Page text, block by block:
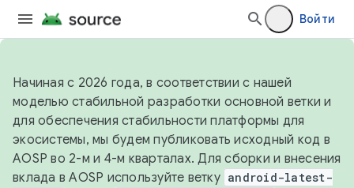
Войти
Начиная с 2026 года, в соответствии с нашей
моделью стабильной разработки основной ветки и
для обеспечения стабильности платформы для
экосистемы, мы будем публиковать исходный код в
AOSP во 2-м и 4-м кварталах. Для сборки и внесения
вклада в AOSP используйте ветку android-latest-